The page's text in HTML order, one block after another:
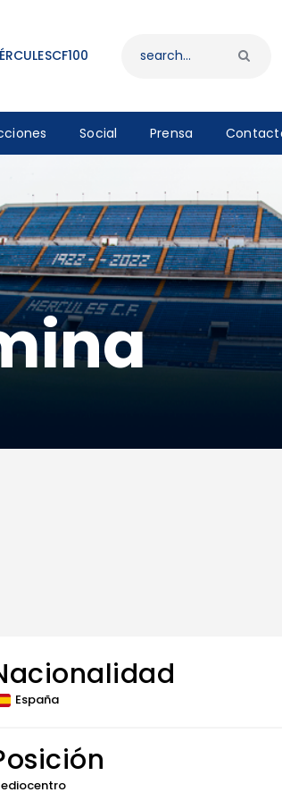
Social Prensa
España